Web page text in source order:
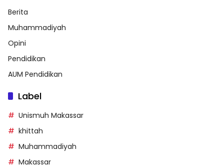
Berita
Muhammadiyah
Opini
Pendidikan
AUM Pendidikan
Label
Unismuh Makassar
khittah
Muhammadiyah
Makassar